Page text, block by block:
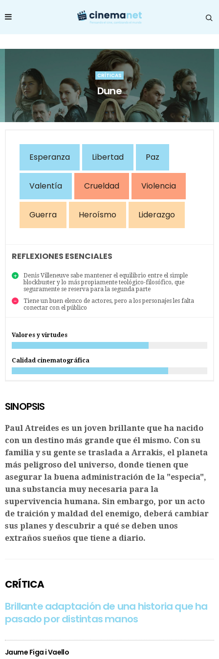
CRÍTICAS
Dune
Esperanza Libertad Paz
Valentía Crueldad Violencia
Guerra Heroísmo Liderazgo
REFLEXIONES ESENCIALES
Denis Villeneuve sabe mantener el equilibrio entre el simple
blockbuster y lo más propiamente teológico-filosófico, que
seguramente se reserva para la segunda parte
Tiene un buen elenco de actores, pero a los personajes les falta
conectar con el público
Valores y virtudes
Calidad cinematográfica
SINOPSIS
Paul Atreides es un joven brillante que ha nacido
con un destino más grande que él mismo. Con su
familia y su gente se traslada a Arrakis, el planeta
más peligroso del universo, donde tienen que
asegurar la buena administración de la "especia",
una substancia muy necesaria para la
supervivencia humana. Sin embargo, por un acto
de traición y maldad del enemigo, deberá cambiar
sus planes y descubrir a qué se deben unos
extraños sueños que tiene a diario.
CRÍTICA
Brillante adaptación de una historia que ha
pasado por distintas manos
Jaume Figa i Vaello